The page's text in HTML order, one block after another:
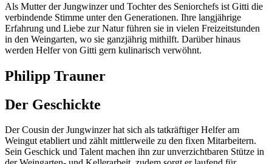
Als Mutter der Jungwinzer und Tochter des Seniorchefs ist Gitti die
verbindende Stimme unter den Generationen. Ihre langjährige
Erfahrung und Liebe zur Natur führen sie in vielen Freizeitstunden
in den Weingarten, wo sie ganzjährig mithilft. Darüber hinaus
werden Helfer von Gitti gern kulinarisch verwöhnt.
Philipp Trauner
Der Geschickte
Der Cousin der Jungwinzer hat sich als tatkräftiger Helfer am
Weingut etabliert und zählt mittlerweile zu den fixen Mitarbeitern.
Sein Geschick und Talent machen ihn zur unverzichtbaren Stütze in